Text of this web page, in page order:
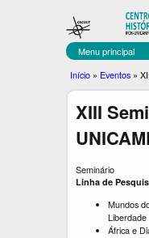
Pular
para
o
C
E
C
U
L
T
Menu principal
Você
está
aqui
Início » Eventos »
XIII
Seminário
Linha de
Mundos
Liberdade
África e